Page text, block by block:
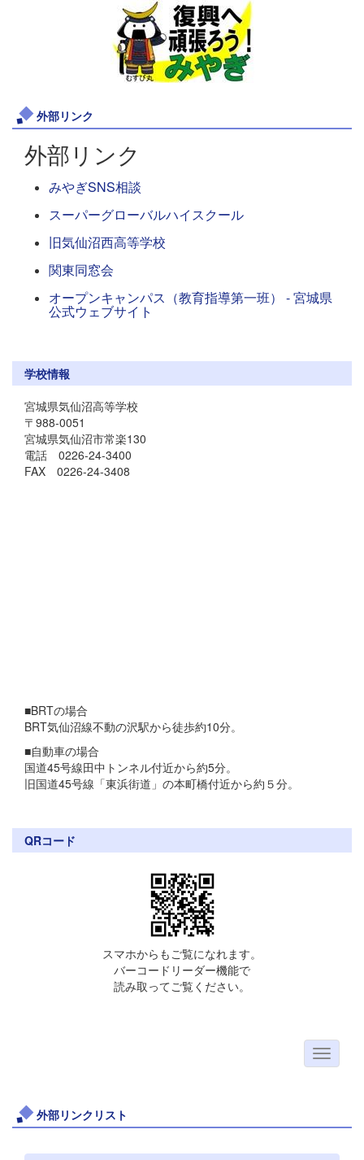
外部リンク
外部リンク
みやぎSNS相談
スーパーグローバルハイスクール
旧気仙沼西高等学校
関東同窓会
オープンキャンパス（教育指導第一班） - 宮城県
公式ウェブサイト
学校情報
宮城県気仙沼高等学校
〒988-0051
宮城県気仙沼市常楽130
電話 0226-24-3400
FAX 0226-24-3408
■BRTの場合
BRT気仙沼線不動の沢駅から徒歩約10分。
■自動車の場合
国道45号線田中トンネル付近から約5分。
旧国道45号線「東浜街道」の本町橋付近から約５分。
QRコード
スマホからもご覧になれます。
バーコードリーダー機能で
読み取ってご覧ください。
外部リンクリスト